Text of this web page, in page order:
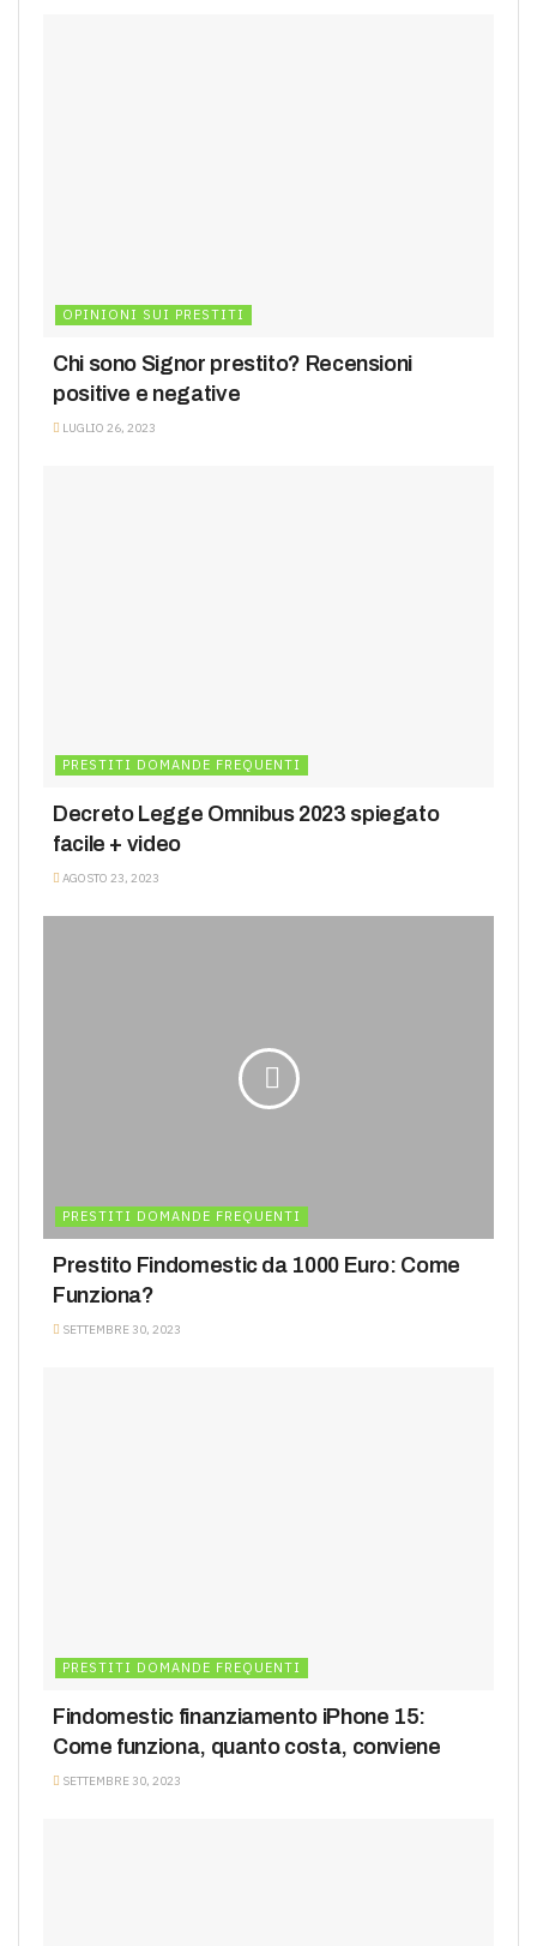
OPINIONI SUI PRESTITI
Chi sono Signor prestito? Recensioni
positive e negative
LUGLIO 26, 2023
PRESTITI DOMANDE FREQUENTI
Decreto Legge Omnibus 2023 spiegato
facile + video
AGOSTO 23, 2023
PRESTITI DOMANDE FREQUENTI
Prestito Findomestic da 1000 Euro: Come
Funziona?
SETTEMBRE 30, 2023
PRESTITI DOMANDE FREQUENTI
Findomestic finanziamento iPhone 15:
Come funziona, quanto costa, conviene
SETTEMBRE 30, 2023